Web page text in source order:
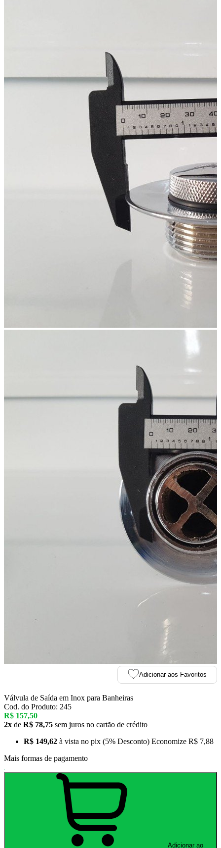
Adicionar aos Favoritos
Válvula de Saída em Inox para Banheiras
Cod. do Produto: 245
R$ 157,50
2x de R$ 78,75 sem juros no cartão de crédito
R$ 149,62 à vista no pix (5% Desconto) Economize R$ 7,88
Mais formas de pagamento